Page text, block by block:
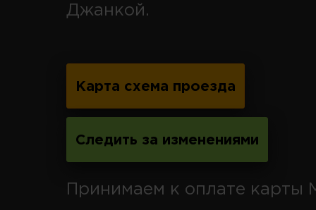
Джанкой.
Карта схема проезда
Следить за изменениями
Принимаем к оплате карты